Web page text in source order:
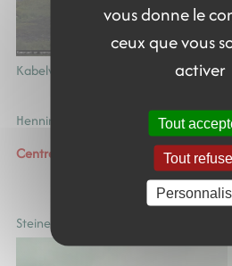
Kabelvag: Ip kamera skistua, kongstind
Henningsvær - Austvågøya
Centre des îles
Steine: F Hagskaret (Retning Stamsund)
vous donne le
ceux que vous
activer
Tout
Tout